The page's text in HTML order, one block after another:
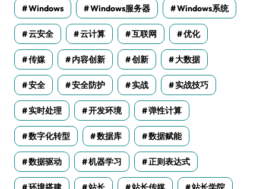
Windows Windows服务器 Windows系统
云安全 云计算 互联网 优化
传媒 内容创新 创新 大数据
安全 安全防护 实战 实战技巧
实时处理 开发环境 弹性计算
数字化转型 数据库 数据赋能
数据驱动 机器学习 正则表达式